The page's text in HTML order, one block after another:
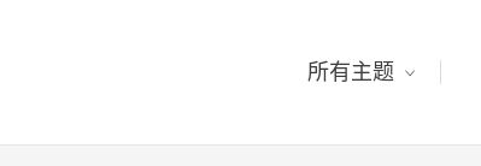
所有主题